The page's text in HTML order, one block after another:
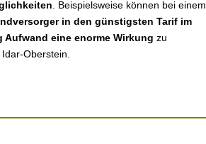
. Beispielsweise können bei einem
in den günstigsten Tarif im
Aufwand eine enorme Wirkung zu
Oberstein.